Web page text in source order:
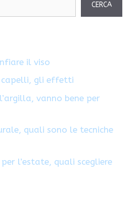
CERCA
il viso
capelli, gli effetti
vanno bene per
quali sono le tecniche
l’estate, quali scegliere